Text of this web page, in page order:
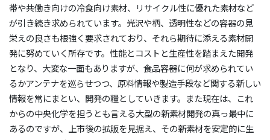
帯や共働き向けの冷食向け素材、リサイクル性に優れた素材など
が引き続き求められています。光沢や柄、透明性などの容器の見
栄えの良さも根強く要求されており、それら期待に添える素材開
発に努めていく所存です。性能とコストと生産性を踏まえた開発
となり、大変な一面もありますが、食品容器に何が求められてい
るかアンテナを巡らせつつ、原料情報や製造手段など関する新しい
情報を常にまとい、開発の糧としていきます。また現在は、これ
からの中央化学を担うとも言える大型の新素材開発の真っ最中に
あるのですが、上市後の拡販を見据え、その新素材を安定的に生